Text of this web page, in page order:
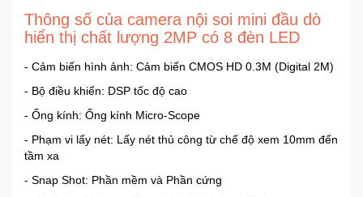
Thông số của camera nội soi mini đầu dò
hiển thị chất lượng 2MP có 8 đèn LED
- Cảm biến hình ảnh: Cảm biến CMOS HD 0.3M (Digital 2M)
- Bộ điều khiển: DSP tốc độ cao
- Ống kính: Ống kính Micro-Scope
- Phạm vi lấy nét: Lấy nét thủ công từ chế độ xem 10mm đến
tầm xa
- Snap Shot: Phần mềm và Phần cứng